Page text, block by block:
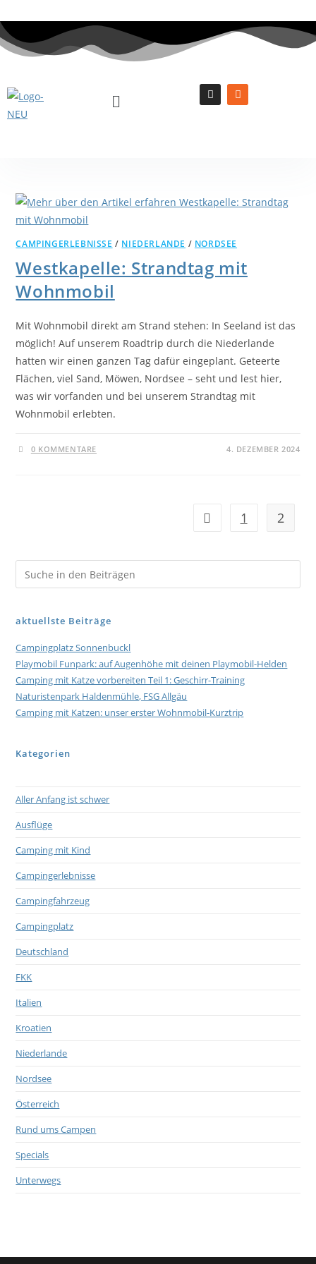
CAMPINGERLEBNISSE / NIEDERLANDE / NORDSEE
Westkapelle: Strandtag mit
Wohnmobil
Mit Wohnmobil direkt am Strand stehen: In Seeland ist das
möglich! Auf unserem Roadtrip durch die Niederlande
hatten wir einen ganzen Tag dafür eingeplant. Geteerte
Flächen, viel Sand, Möwen, Nordsee – seht und lest hier,
was wir vorfanden und bei unserem Strandtag mit
Wohnmobil erlebten.
0 KOMMENTARE 4. DEZEMBER 2024
1 2
aktuellste Beiträge
Campingplatz Sonnenbuckl
Playmobil Funpark: auf Augenhöhe mit deinen Playmobil-Helden
Camping mit Katze vorbereiten Teil 1: Geschirr-Training
Naturistenpark Haldenmühle, FSG Allgäu
Camping mit Katzen: unser erster Wohnmobil-Kurztrip
Kategorien
Aller Anfang ist schwer
Ausflüge
Camping mit Kind
Campingerlebnisse
Campingfahrzeug
Campingplatz
Deutschland
FKK
Italien
Kroatien
Niederlande
Nordsee
Österreich
Rund ums Campen
Specials
Unterwegs